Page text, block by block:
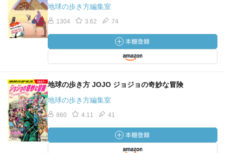
地球の歩き方編集室
1304 3.62 74
地球の歩き方 JOJO ジョジョの奇妙な冒険
地球の歩き方編集室
860 4.11 41